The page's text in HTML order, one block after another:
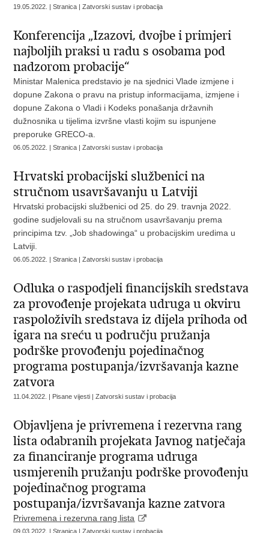
19.05.2022. | Stranica | Zatvorski sustav i probacija
Konferencija „Izazovi, dvojbe i primjeri
najboljih praksi u radu s osobama pod
nadzorom probacije“
Ministar Malenica predstavio je na sjednici Vlade izmjene i
dopune Zakona o pravu na pristup informacijama, izmjene i
dopune Zakona o Vladi i Kodeks ponašanja državnih
dužnosnika u tijelima izvršne vlasti kojim su ispunjene
preporuke GRECO-a.
06.05.2022. | Stranica | Zatvorski sustav i probacija
Hrvatski probacijski službenici na
stručnom usavršavanju u Latviji
Hrvatski probacijski službenici od 25. do 29. travnja 2022.
godine sudjelovali su na stručnom usavršavanju prema
principima tzv. „Job shadowinga“ u probacijskim uredima u
Latviji.
06.05.2022. | Stranica | Zatvorski sustav i probacija
Odluka o raspodjeli financijskih sredstava
za provođenje projekata udruga u okviru
raspoloživih sredstava iz dijela prihoda od
igara na sreću u području pružanja
podrške provođenju pojedinačnog
programa postupanja/izvršavanja kazne
zatvora
11.04.2022. | Pisane vijesti | Zatvorski sustav i probacija
Objavljena je privremena i rezervna rang
lista odabranih projekata Javnog natječaja
za financiranje programa udruga
usmjerenih pružanju podrške provođenju
pojedinačnog programa
postupanja/izvršavanja kazne zatvora
Privremena i rezervna rang lista
09.03.2022. | Stranica | Zatvorski sustav i probacija